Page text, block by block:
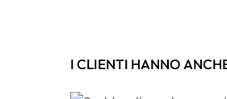
I CLIENTI HANNO